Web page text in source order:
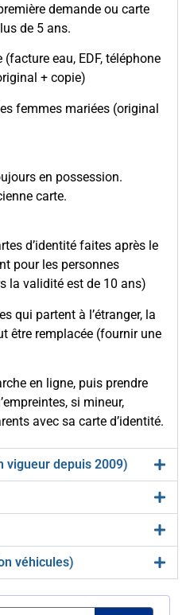
demande ou carte
de 5 ans.
eau, EDF, téléphone
+ copie)
femmes mariées (original
en possession.
carte.
d’identité faites après le
pour les personnes
la validité est de 10 ans)
qui partent à l’étranger, la
être remplacée (fournir une
en ligne, puis prendre
si mineur,
avec sa carte d’identité.
vigueur depuis 2009)
véhicules)